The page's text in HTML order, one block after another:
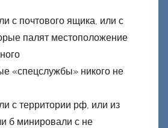
с почтового ящика, или с
палят местоположение
«спецслужбы» никого не
с территории рф, или из
б минировали с не